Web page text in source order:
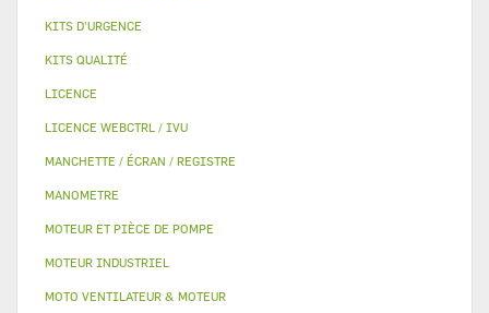
KITS D'URGENCE
KITS QUALITÉ
LICENCE
LICENCE WEBCTRL / IVU
MANCHETTE / ÉCRAN / REGISTRE
MANOMETRE
MOTEUR ET PIÈCE DE POMPE
MOTEUR INDUSTRIEL
MOTO VENTILATEUR & MOTEUR